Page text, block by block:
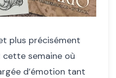
plus précisément
cette semaine où
d’émotion tant